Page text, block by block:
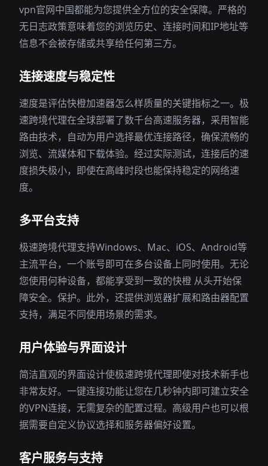
vpn官网中国都能为您提供全方位的安全保障。严格的
无日志政策意味着您的浏览历史、连接时间和IP地址等
信息不会被存储或共享给任何第三方。
连接速度与稳定性
速度是评估快橙加速器怎么样质量的关键指标之一。极
速跨境代理在全球部署了数千台高速服务器，采用智能
路由技术，自动为用户选择最优连接路径，确保流畅的
浏览、流媒体和下载体验。经过实际测试，连接后的速
度损失极小，即使在高峰时段也能保持稳定的网络速
度。
多平台支持
极速跨境代理支持Windows、Mac、iOS、Android等
主流平台，一个账号即可在多台设备上同时使用。无论
您使用何种设备，都能享受到一致的快橙 从头开始保
障安全。保护。此外，还提供浏览器扩展和路由器配置
支持，满足不同使用场景的需求。
用户体验与界面设计
简洁直观的界面设计使极速跨境代理即使对技术新手也
非常友好。一键连接功能让您在几秒钟内即可建立安全
的VPN连接，无需复杂的配置过程。高级用户也可以根
据需要自定义协议选择和服务器偏好设置。
客户服务与支持